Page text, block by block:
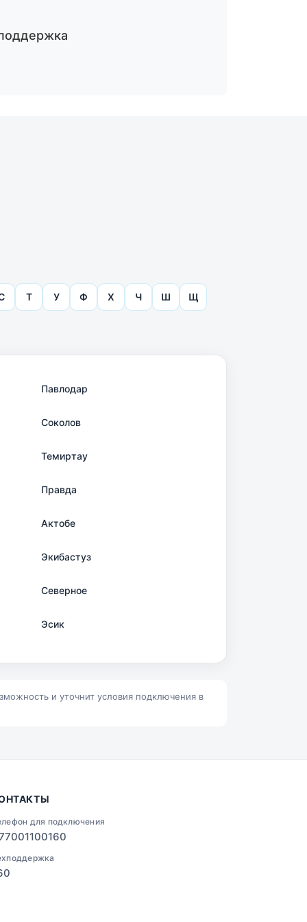
Т У Ф Х Ч Ш Щ
Павлодар
Соколов
Темиртау
Правда
Актобе
Экибастуз
Северное
Эсик
и уточнит условия подключения в
для подключения